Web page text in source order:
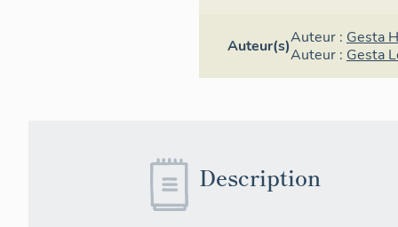
Auteur(s)Auteur : Gesta
Auteur : Gesta
Description